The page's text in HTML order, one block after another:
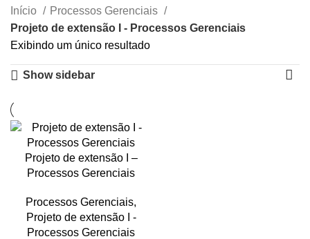
Início
Processos Gerenciais
Projeto de extensão I - Processos Gerenciais
Exibindo um único resultado
Show sidebar
Projeto de extensão I –
Processos Gerenciais
Processos Gerenciais,
Projeto de extensão I -
Processos Gerenciais